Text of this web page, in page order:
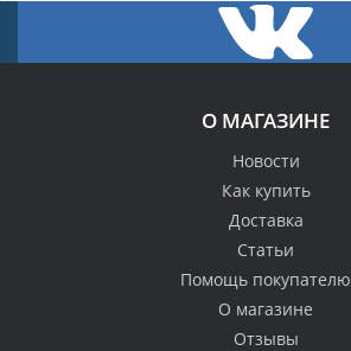
О МАГАЗИНЕ
Новости
Как купить
Доставка
Статьи
Помощь покупателю
О магазине
Отзывы